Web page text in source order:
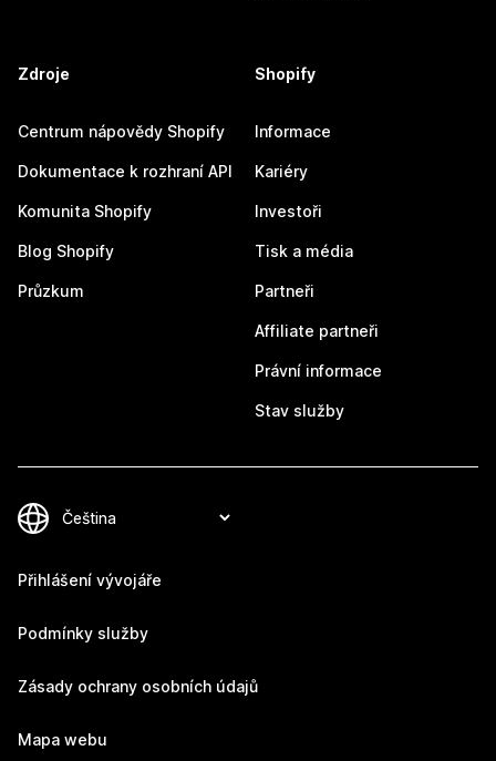
Zdroje
Centrum nápovědy Shopify
Dokumentace k rozhraní API
Komunita Shopify
Blog Shopify
Průzkum
Shopify
Informace
Kariéry
Investoři
Tisk a média
Partneři
Affiliate partneři
Právní informace
Stav služby
Přihlášení vývojáře
Podmínky služby
Zásady ochrany osobních údajů
Mapa webu